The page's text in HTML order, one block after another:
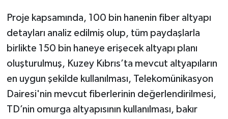
Proje kapsamında, 100 bin hanenin fiber altyapı
detayları analiz edilmiş olup, tüm paydaşlarla
birlikte 150 bin haneye erişecek altyapı planı
oluşturulmuş, Kuzey Kıbrıs’ta mevcut altyapıların
en uygun şekilde kullanılması, Telekomünikasyon
Dairesi'nin mevcut fiberlerinin değerlendirilmesi,
TD’nin omurga altyapısının kullanılması, bakır